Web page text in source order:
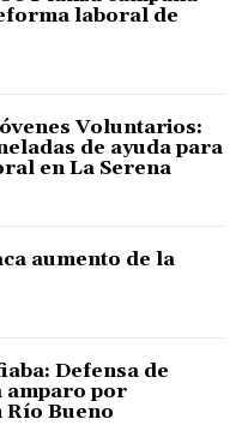
laboral de
Voluntarios:
de ayuda para
en La Serena
aumento de la
Defensa de
amparo por
Río Bueno